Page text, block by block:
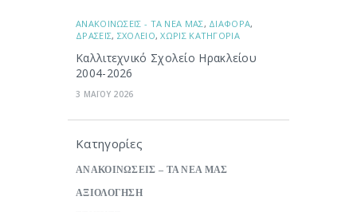
ΑΝΑΚΟΙΝΩΣΕΙΣ - ΤΑ ΝΕΑ ΜΑΣ, ΔΙΑΦΟΡΑ,
ΔΡΑΣΕΙΣ, ΣΧΟΛΕΙΟ,ΧΩΡΙΣ ΚΑΤΗΓΟΡΙΑ
Καλλιτεχνικό Σχολείο Ηρακλείου
2004-2026
3 ΜΑΪΟΥ 2026
Κατηγορίες
ΑΝΑΚΟΙΝΩΣΕΙΣ – ΤΑ ΝΕΑ ΜΑΣ
ΑΞΙΟΛΟΓΗΣΗ